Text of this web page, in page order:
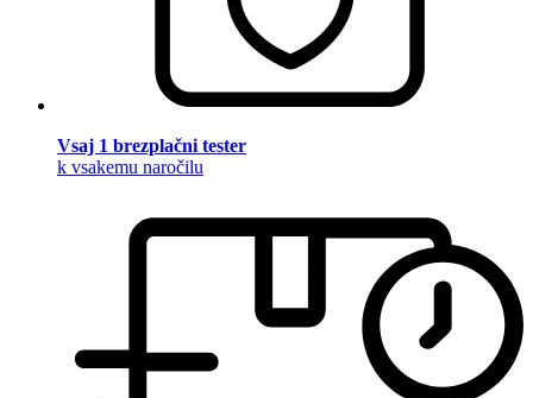
Vsaj 1 brezplačni tester
k vsakemu naročilu